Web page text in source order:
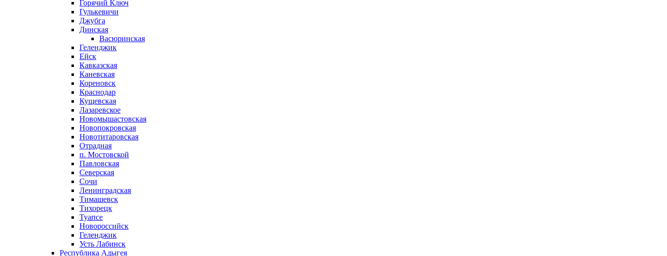
Горячий Ключ
Гулькевичи
Джубга
Динская
Васюринская
Геленджик
Ейск
Кавказская
Каневская
Кореновск
Краснодар
Кущевская
Лазаревское
Новомышастовская
Новопокровская
Новотитаровская
Отрадная
п. Мостовской
Павловская
Северская
Сочи
Ленинградская
Тимашевск
Тихорецк
Туапсе
Новороссийск
Геленджик
Усть Лабинск
Республика Адыгея